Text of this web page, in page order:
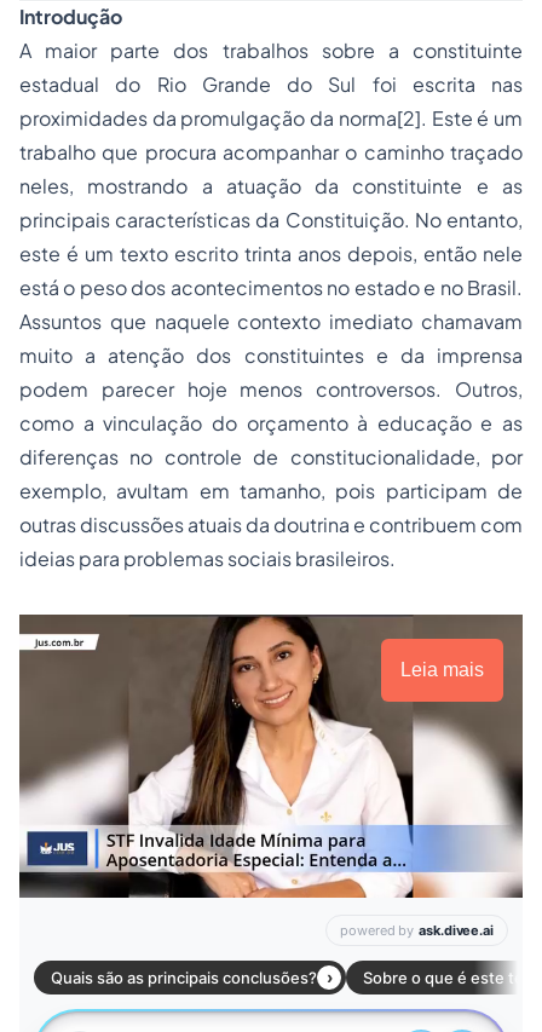
Introdução
A maior parte dos trabalhos sobre a constituinte
estadual do Rio Grande do Sul foi escrita nas
proximidades da promulgação da norma[2]. Este é um
trabalho que procura acompanhar o caminho traçado
neles, mostrando a atuação da constituinte e as
principais características da Constituição. No entanto,
este é um texto escrito trinta anos depois, então nele
está o peso dos acontecimentos no estado e no Brasil.
Assuntos que naquele contexto imediato chamavam
muito a atenção dos constituintes e da imprensa
podem parecer hoje menos controversos. Outros,
como a vinculação do orçamento à educação e as
diferenças no controle de constitucionalidade, por
exemplo, avultam em tamanho, pois participam de
outras discussões atuais da doutrina e contribuem com
ideias para problemas sociais brasileiros.
Leia mais